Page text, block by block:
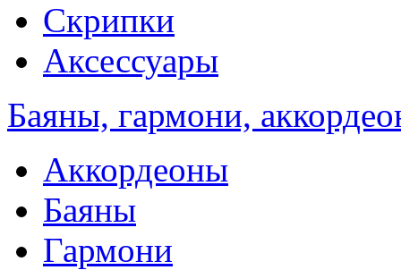
Скрипки
Аксессуары
Баяны, гармони,
Аккордеоны
Баяны
Гармони